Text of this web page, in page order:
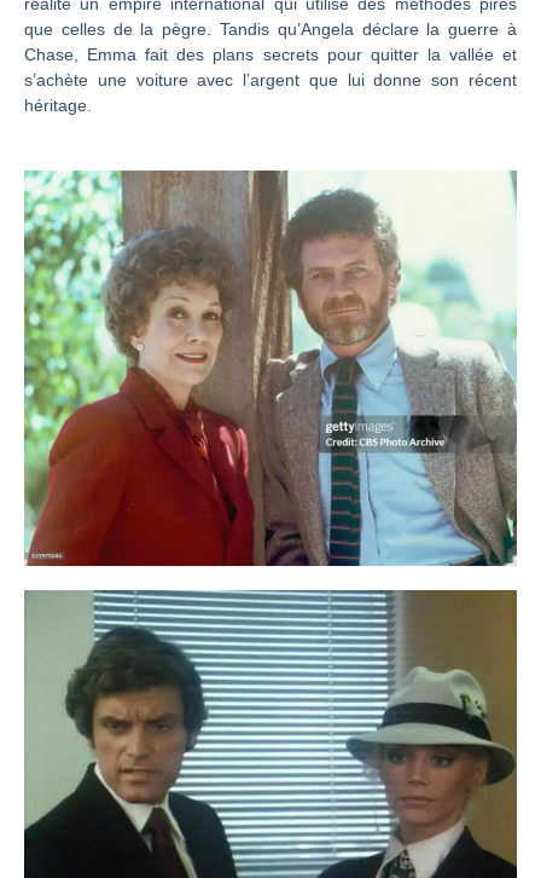
que celles de la pègre. Tandis qu’Angela déclare la guerre à
Chase, Emma fait des plans secrets pour quitter la vallée et
s’achète une voiture avec l’argent que lui donne son récent
héritage.